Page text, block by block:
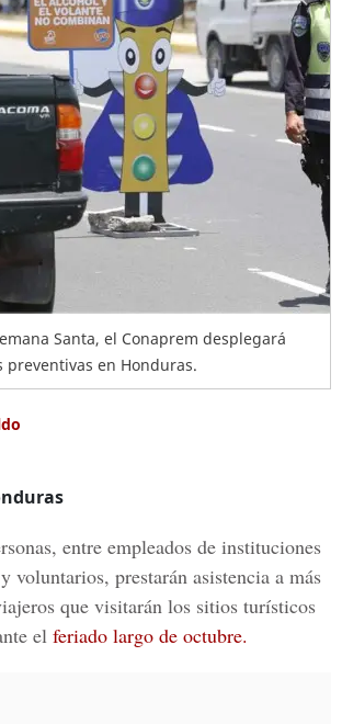
Santa, el Conaprem desplegará
preventivas en Honduras.
entre empleados de instituciones
voluntarios, prestarán asistencia a más
que visitarán los sitios turísticos
el feriado largo de octubre.